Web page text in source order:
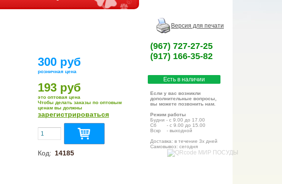
Версия для печати
(967) 727-27-25
(917) 166-35-82
Есть в наличии
Если у вас возникли
дополнительные вопросы,
вы можете позвонить нам.
Режим работы
Будни - с 9.00 до 17.00
Сб - с 9.00 до 15.00
Вскр - выходной
Доставка: в течение 3х дней
Самовывоз: сегодня
300 руб
розничная цена
193 руб
это оптовая цена
Чтобы делать заказы по оптовым
ценам вы должны
зарегистрироваться
Код: 14185